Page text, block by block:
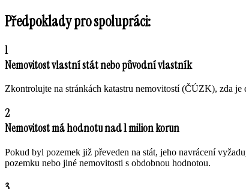
Předpoklady pro spolupráci:
1
Nemovitost vlastní stát nebo původní vlastník
Zkontrolujte na stránkách katastru nemovitostí (ČÚZK), zda je
2
Nemovitost má hodnotu nad 1 milion korun
Pokud byl pozemek již převeden na stát, jeho navrácení
pozemku nebo jiné nemovitosti s obdobnou hodnotou.